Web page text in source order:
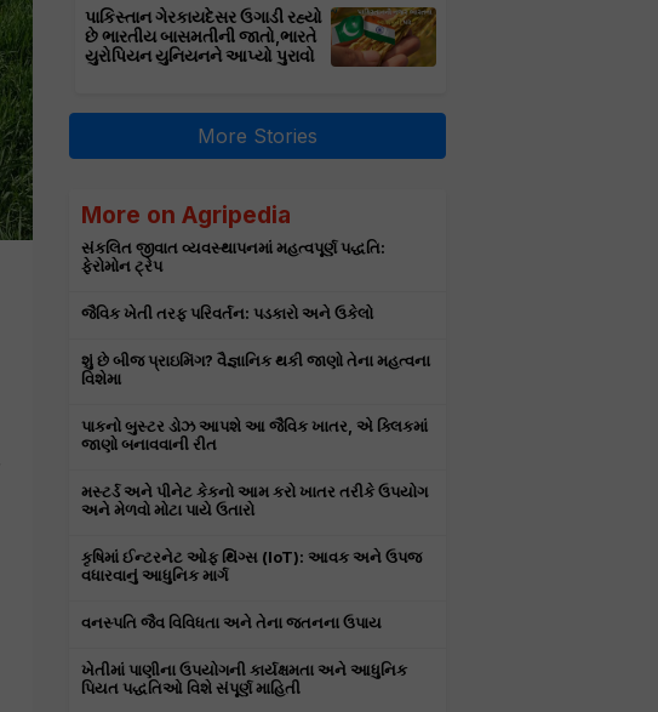
પાકિસ્તાન ગેરકાયદેસર ઉગાડી રહ્યો
છે ભારતીય બાસમતીની જાતો,ભારતે
યુરોપિયન યુનિયનને આપ્યો પુરાવો
More Stories
More on Agripedia
સંકલિત જીવાત વ્યવસ્થાપનમાં મહત્વપૂર્ણ પદ્ધતિ:
ફેરોમોન ટ્રેપ
જૈવિક ખેતી તરફ પરિવર્તન: પડકારો અને ઉકેલો
શું છે બીજ પ્રાઇમિંગ? વૈજ્ઞાનિક થકી જાણો તેના મહત્વના
વિશેમા
પાકનો બુસ્ટર ડોઝ આપશે આ જૈવિક ખાતર, એ ક્લિકમાં
જાણો બનાવવાની રીત
મસ્ટર્ડ અને પીનેટ કેકનો આમ કરો ખાતર તરીકે ઉપયોગ
અને મેળવો મોટા પાયે ઉતારો
કૃષિમાં ઈન્ટરનેટ ઓફ થિંગ્સ (IoT): આવક અને ઉપજ
વધારવાનું આધુનિક માર્ગ
વનસ્પતિ જૈવ વિવિધતા અને તેના જતનના ઉપાય
ખેતીમાં પાણીના ઉપયોગની કાર્યક્ષમતા અને આધુનિક
પિયત પદ્ધતિઓ વિશે સંપૂર્ણ માહિતી